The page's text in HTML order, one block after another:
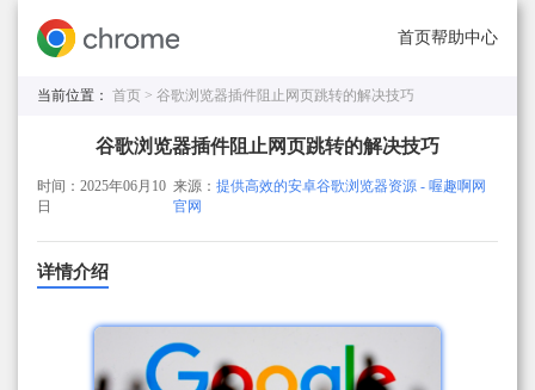
首页帮助中心
当前位置： 首页 > 谷歌浏览器插件阻止网页跳转的解决技巧
谷歌浏览器插件阻止网页跳转的解决技巧
时间：2025年06月10
日
来源：提供高效的安卓谷歌浏览器资源 - 喔趣啊网
官网
详情介绍